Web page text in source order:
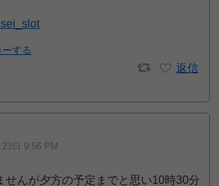
する
返信
日 9:56 PM
せんが夕方の予定までと思い10時30分